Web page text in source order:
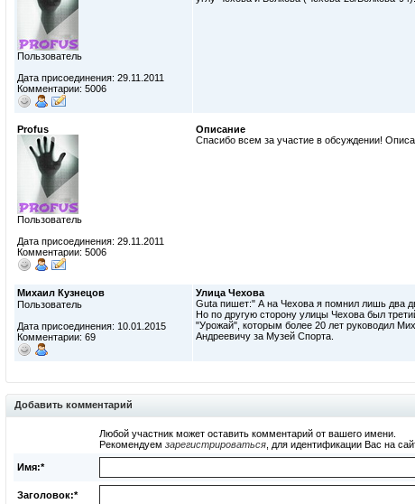
Пользователь
Дата присоединения: 29.11.2011
Комментарии: 5006
Profus
Пользователь
Дата присоединения: 29.11.2011
Комментарии: 5006
Описание
Спасибо всем за участие в обсуждении!
Михаил Кузнецов
Пользователь
Дата присоединения: 10.01.2015
Комментарии: 69
Улица Чехова
Guta пишет:" А на Чехова я помнил лишь два
Но по другую сторону улицы Чехова был
"Урожай", которым более 20 лет руководил
Андреевичу за Музей Спорта.
Добавить комментарий
Любой участник может оставить комментарий от вашего имени.
Рекомендуем зарегистрироваться , для идентификации Вас на
Имя:*
Заголовок:*